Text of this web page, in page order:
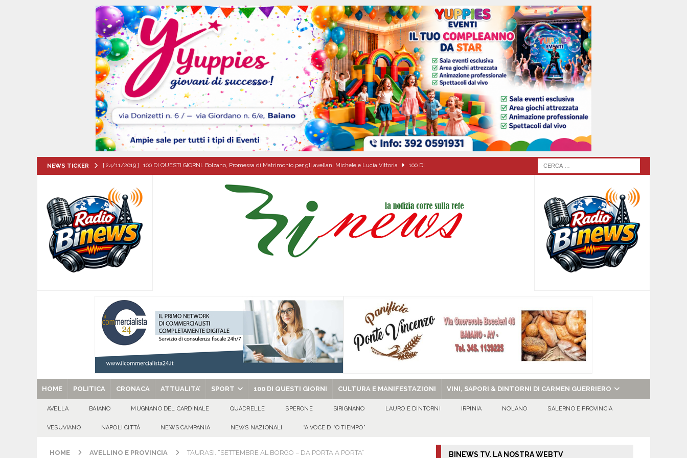
NEWS TICKER [ 24/11/2019 ] 100 DI QUESTI GIORNI. Bolzano, Promessa di Matrimonio per gli avellani Michele e Lucia Vittoria 100 DI
[ 07/08/2026 ] Lauro riaccende la storia: il Castello Lancellotti tornerà ad ardere nella notte del 30 agosto
[ 07/08/2026 ] Portici, trovati senza vita in casa un uomo e una donna: aperta un’indagine ATTUALITA'
[ 07/08/2026 ] Montoro (AV): Ruba circa 130mila di energia elettrica – i Carabinieri denunciano un 65enne EVIDENZA
[ 07/08/2026 ] Lioni, si presenta il libro “Tu sei per me lo specchio e il porto” D’Amelio: “Gettiamo un seme d’impegno futuro
per tante e tanti”
CULTURA E MANIFESTAZIONI
[ 29/08/2025 ] SANT’Oggi. Venerdì 29 agosto la chiesa celebra il Martirio di san Giovanni Battista e santa Sabina EVIDENZA
HOME POLITICA CRONACA ATTUALITA’ SPORT 100 DI QUESTI GIORNI CULTURA E MANIFESTAZIONI VINI, SAPORI & DINTORNI DI CARMEN GUERRIERO
AVELLA BAIANO MUGNANO DEL CARDINALE QUADRELLE SPERONE SIRIGNANO LAURO E DINTORNI IRPINIA NOLANO SALERNO E PROVINCIA
VESUVIANO NAPOLI CITTÀ NEWS CAMPANIA NEWS NAZIONALI “A VOCE D’ ‘O TIEMPO”
HOME AVELLINO E PROVINCIA TAURASI. “SETTEMBRE AL BORGO – DA PORTA A PORTA” BINEWS TV. LA NOSTRA WEBTV